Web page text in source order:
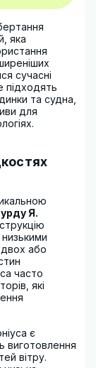
яка
сучасні
підходять
та судна,
для
Я.
або
часто
які
є
виготовлення
вітру.